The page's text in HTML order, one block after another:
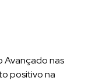
Avançado nas
positivo na